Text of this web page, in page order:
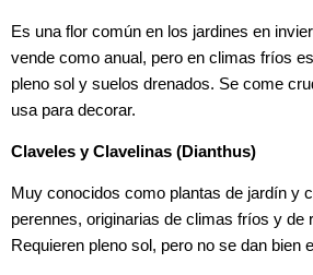
Es una flor común en los jardines en
vende como anual, pero en climas fríos
pleno sol y suelos drenados. Se come
usa para decorar.
Claveles y Clavelinas (Dianthus)
Muy conocidos como plantas de jardín y
perennes, originarias de climas fríos y de
Requieren pleno sol, pero no se dan bien